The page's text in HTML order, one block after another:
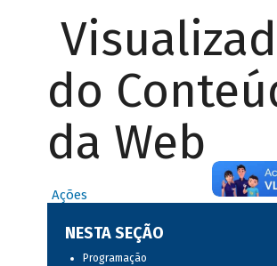
do
da Web
Ações
NESTA SEÇÃO
Programação